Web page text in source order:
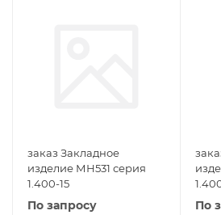
заказ Закладное
изделие МН531 серия
1.400-15
По запросу По